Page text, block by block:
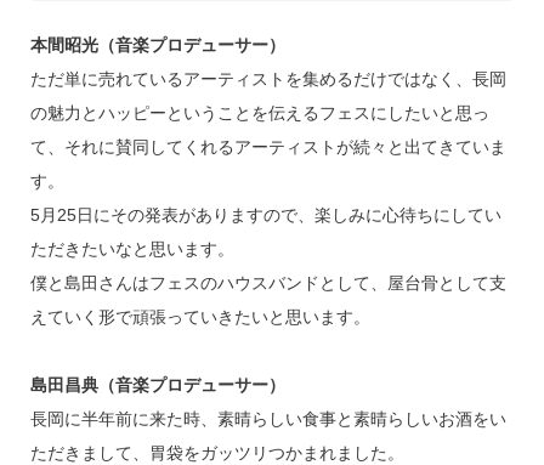
本間昭光（音楽プロデューサー）
ただ単に売れているアーティストを集めるだけではなく、長岡
の魅力とハッピーということを伝えるフェスにしたいと思っ
て、それに賛同してくれるアーティストが続々と出てきていま
す。
5月25日にその発表がありますので、楽しみに心待ちにしてい
ただきたいなと思います。
僕と島田さんはフェスのハウスバンドとして、屋台骨として支
えていく形で頑張っていきたいと思います。
島田昌典（音楽プロデューサー）
長岡に半年前に来た時、素晴らしい食事と素晴らしいお酒をい
ただきまして、胃袋をガッツリつかまれました。